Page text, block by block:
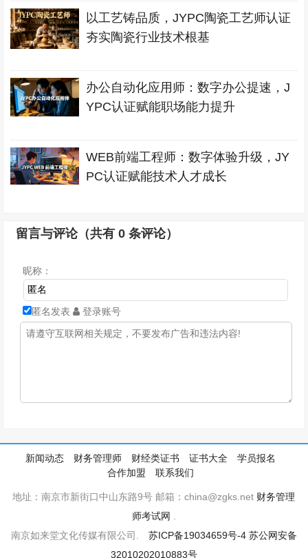
以工艺铸品质，JYPC陶瓷工艺师认证
夯实陶瓷行业技术根基
办公自动化应用师：数字办公提速，J
YPC认证赋能职场能力提升
WEB前端工程师：数字体验升级，JY
PC认证赋能技术人才成长
留言与评论（共有0 条评论）
昵称：
匿名发表 登录账号
新闻动态 财务管理师 财经类证书 证书大全
学员报名
合作加盟
联系我们
地址：南京市新街口中山东路9号 邮箱：china@zgks.net 财务管理
师考试网
南京如来堂文化传媒有限公司. 苏ICP备19034659号-4 苏公网安备
32010202010883号